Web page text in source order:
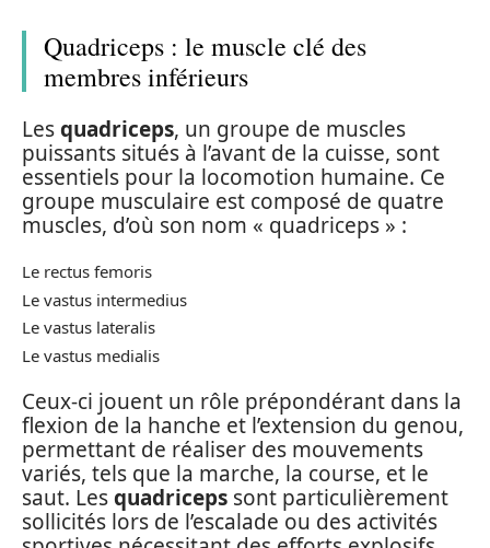
Quadriceps : le muscle clé des
membres inférieurs
Lesquadriceps, un groupe de muscles
puissants situés à l’avant de la cuisse, sont
essentiels pour la locomotion humaine. Ce
groupe musculaire est composé de quatre
muscles, d’où son nom « quadriceps » :
Le rectus femoris
Le vastus intermedius
Le vastus lateralis
Le vastus medialis
Ceux-ci jouent un rôle prépondérant dans la
flexion de la hanche et l’extension du genou,
permettant de réaliser des mouvements
variés, tels que la marche, la course, et le
saut. Lesquadriceps sont particulièrement
sollicités lors de l’escalade ou des activités